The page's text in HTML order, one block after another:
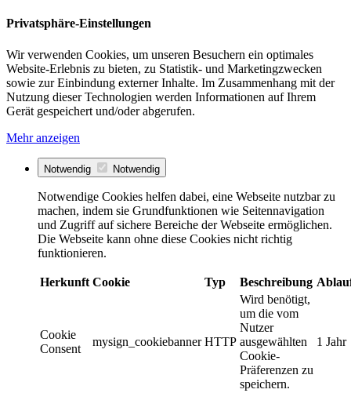
Privatsphäre-Einstellungen
Wir verwenden Cookies, um unseren Besuchern ein optimales
Website-Erlebnis zu bieten, zu Statistik- und Marketingzwecken
sowie zur Einbindung externer Inhalte. Im Zusammenhang mit der
Nutzung dieser Technologien werden Informationen auf Ihrem
Gerät gespeichert und/oder abgerufen.
Mehr anzeigen
Notwendig Notwendig
Notwendige Cookies helfen dabei, eine Webseite nutzbar zu
machen, indem sie Grundfunktionen wie Seitennavigation
und Zugriff auf sichere Bereiche der Webseite ermöglichen.
Die Webseite kann ohne diese Cookies nicht richtig
funktionieren.
Herkunft Cookie Typ Beschreibung
Cookie
Consent
mysign_cookiebanner HTTP
Wird benötigt,
um die vom
Nutzer
ausgewählten
Cookie-
Präferenzen zu
speichern.
1 Jahr